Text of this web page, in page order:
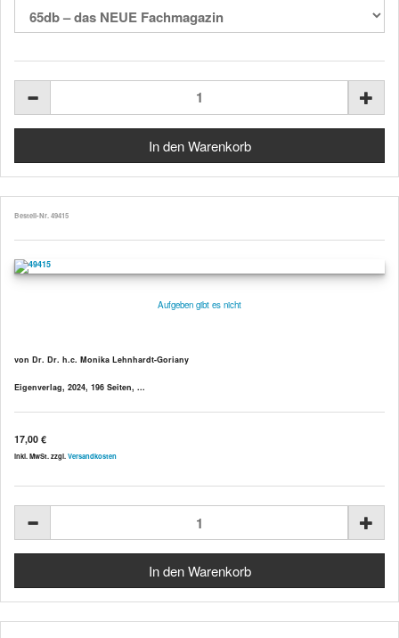
Bestell-Nr. 49415
Aufgeben gibt es nicht
von Dr. Dr. h.c. Monika Lehnhardt-Goriany
Eigenverlag, 2024, 196 Seiten, ...
17,00 €
inkl. MwSt. zzgl. Versandkosten